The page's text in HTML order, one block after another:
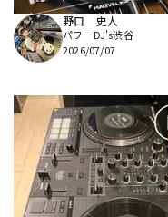
野口 史人
パワーDJ's渋谷
2026/07/07